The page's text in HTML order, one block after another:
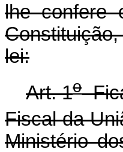
lhe confere
lei:
Art. 1o
Fiscal da
Ministério